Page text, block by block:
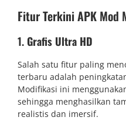
Fitur Terkini APK Mod
1.Grafis Ultra HD
Salah satu fitur paling
terbaru adalah
Modifikasi ini
sehingga menghasilkan
realistis dan imersif.